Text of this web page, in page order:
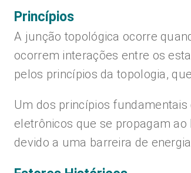
Princípios
A junção topológica ocorre
ocorrem interações entre os
pelos princípios da topologia,
Um dos princípios
eletrônicos que se propagam
devido a uma barreira de